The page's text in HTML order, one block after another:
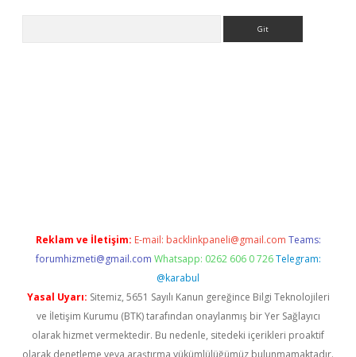
Reklam ve İletişim: E-mail: backlinkpaneli@gmail.com Teams:
forumhizmeti@gmail.com Whatsapp: 0262 606 0 726 Telegram:
@karabul
Yasal Uyarı: Sitemiz, 5651 Sayılı Kanun gereğince Bilgi Teknolojileri
ve İletişim Kurumu (BTK) tarafından onaylanmış bir Yer Sağlayıcı
olarak hizmet vermektedir. Bu nedenle, sitedeki içerikleri proaktif
olarak denetleme veya araştırma yükümlülüğümüz bulunmamaktadır.